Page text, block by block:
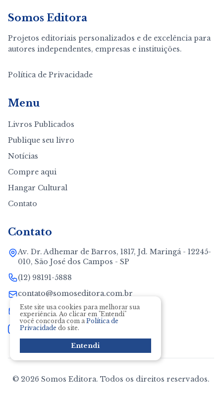
Somos Editora
Projetos editoriais personalizados e de excelência para
autores independentes, empresas e instituições.
Política de Privacidade
Menu
Livros Publicados
Publique seu livro
Notícias
Compre aqui
Hangar Cultural
Contato
Contato
Av. Dr. Adhemar de Barros, 1817, Jd. Maringá - 12245-
010, São José dos Campos - SP
(12) 98191-5888
contato@somoseditora.com.br
neide@somoseditora.com.br
© 2026 Somos Editora. Todos os direitos reservados.
Este site usa cookies para melhorar sua
experiência. Ao clicar em "Entendi"
você concorda com aPolítica de
Privacidade do site.
Entendi